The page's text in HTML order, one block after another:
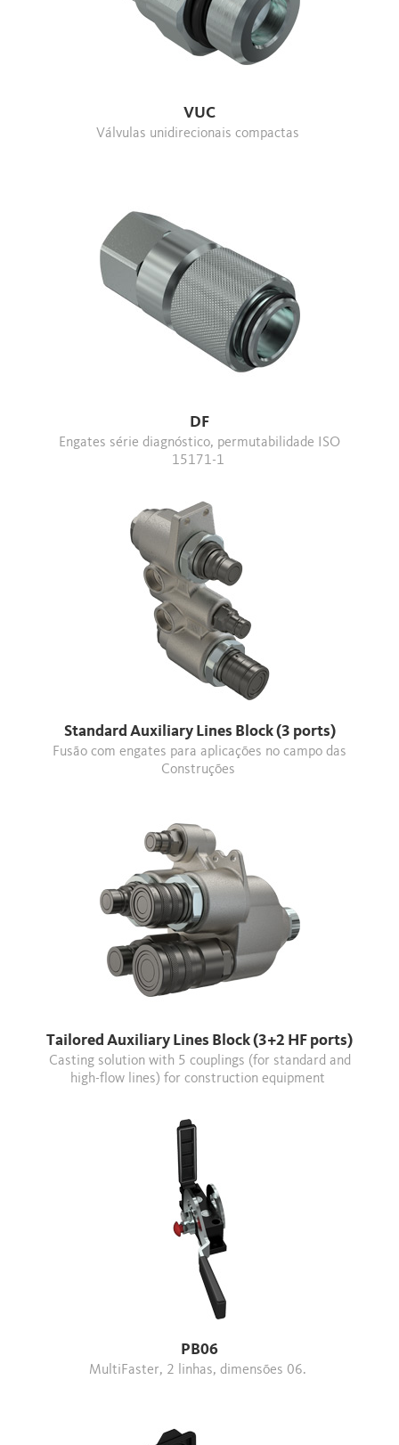
VUC
Válvulas unidirecionais compactas
DF
Engates série diagnóstico, permutabilidade ISO
15171-1
Standard Auxiliary Lines Block (3 ports)
Fusão com engates para aplicações no campo das
Construções
Tailored Auxiliary Lines Block (3+2 HF ports)
Casting solution with 5 couplings (for standard and
high-flow lines) for construction equipment
PB06
MultiFaster, 2 linhas, dimensões 06.